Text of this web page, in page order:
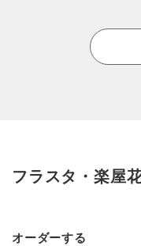
フラスタ・楽屋
オーダーする